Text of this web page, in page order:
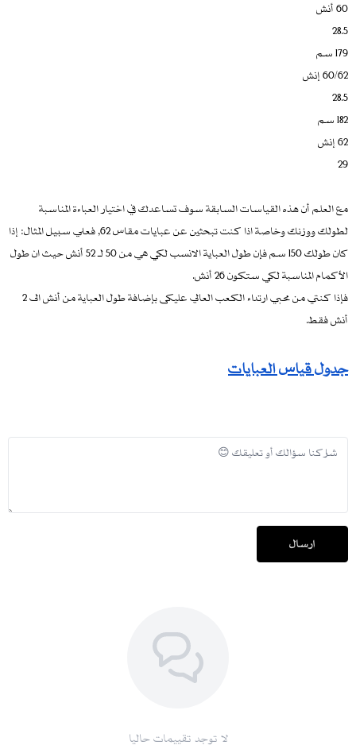
60 أنش
28.5
179 سم
60/62 إنش
28.5
182 سم
62 إنش
29
مع العلم أن هذه القياسات السابقة سوف تساعدك في اختيار العباءة المناسبة
لطولك ووزنك وخاصة اذا كنت تبحثين عن عبايات مقاس 62, فعلي سبيل المثال: إذا
كان طولك 150 سم فإن طول العباية الانسب لكي هي من 50 لـ 52 أنش حيث ان طول
الأكمام المناسبة لكي ستكون 26 أنش.
فإذا كنتي من محبي ارتداء الكعب العالي عليكى بإضافة طول العباية من أنش الى 2
أنش فقط.
جدول قياس العبايات
إرسال
لا توجد تقييمات حاليا